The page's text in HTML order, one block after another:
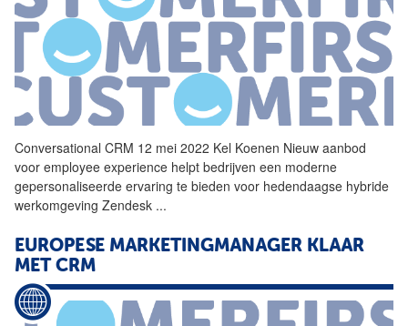
Conversational CRM 12 mei 2022 Kel Koenen Nieuw aanbod
voor employee experience helpt bedrijven een moderne
gepersonaliseerde ervaring te bieden voor hedendaagse hybride
werkomgeving Zendesk ...
EUROPESE MARKETINGMANAGER KLAAR
MET CRM